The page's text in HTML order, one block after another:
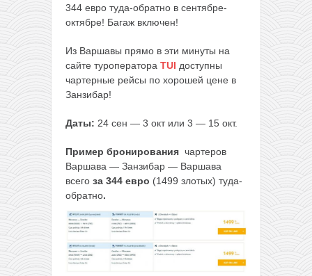
344 евро туда-обратно в сентябре-
октябре! Багаж включен!
Из Варшавы прямо в эти минуты на
сайте туроператора TUI доступны
чартерные рейсы по хорошей цене в
Занзибар!
Даты: 24 сен — 3 окт или 3 — 15 окт.
Пример бронирования чартеров
Варшава — Занзибар — Варшава
всего за 344 евро (1499 злотых) туда-
обратно.